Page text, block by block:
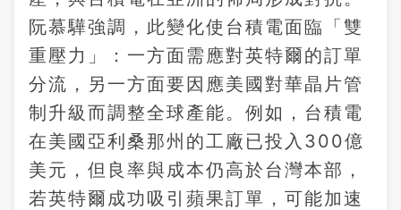
阮慕驊強調，此變化使台積電面臨「雙
重壓力」：一方面需應對英特爾的訂單
分流，另一方面要因應美國對華晶片管
制升級而調整全球產能。例如，台積電
在美國亞利桑那州的工廠已投入300億
美元，但良率與成本仍高於台灣本部，
若英特爾成功吸引蘋果訂單，可能加速